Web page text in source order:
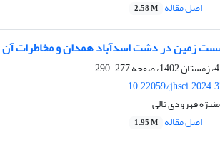
اصل مقاله 2.58 M
زمین در دشت اسدآباد همدان و مخاطرات آن
277-290
10.22059/
قهرودی تالی
اصل مقاله 1.95 M